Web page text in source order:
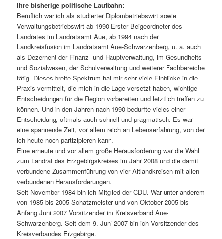
Ihre bishe­rige poli­ti­sche Laufbahn:
Beruflich war ich als studierter Diplombetriebswirt sowie
Verwaltungsbetriebswirt ab 1990 Erster Beigeordneter des
Landrates im Landratsamt Aue, ab 1994 nach der
Landkreisfusion im Landratsamt Aue-Schwarzenberg, u. a. auch
als Dezernent der Finanz- und Hauptverwaltung, im Gesundheits-
und Sozialwesen, der Schulverwaltung und weiterer Fachbereiche
tätig. Dieses breite Spektrum hat mir sehr viele Einblicke in die
Praxis vermit­telt, die mich in die Lage versetzt haben, wich­tige
Entscheidungen für die Region vorbe­reiten und letzt­lich treffen zu
können. Und in den Jahren nach 1990 bedurfte vieles einer
Entscheidung, oftmals auch schnell und prag­ma­tisch. Es war
eine span­nende Zeit, vor allem reich an Lebenserfahrung, von der
ich heute noch parti­zi­pieren kann.
Eine erneute und vor allem große Herausforderung war die Wahl
zum Landrat des Erzgebirgskreises im Jahr 2008 und die damit
verbun­dene Zusammenführung von vier Altlandkreisen mit allen
verbun­denen Herausforderungen.
Seit November 1984 bin ich Mitglied der CDU. War unter anderem
von 1985 bis 2005 Schatzmeister und von Oktober 2005 bis
Anfang Juni 2007 Vorsitzender im Kreisverband Aue-
Schwarzenberg. Seit dem 9. Juni 2007 bin ich Vorsitzender des
Kreisverbandes Erzgebirge.